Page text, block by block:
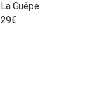
La Guêpe
29€